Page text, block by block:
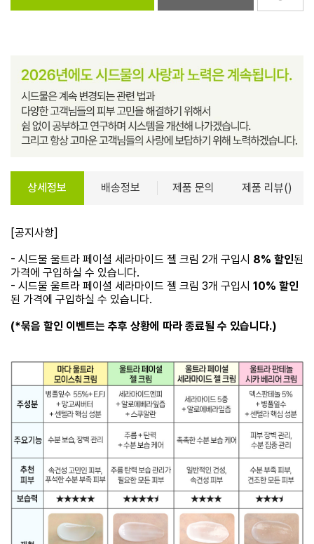
상세정보 배송정보 제품 문의 제품 리뷰()
[공지사항]
- 시드물 울트라 페이셜 세라마이드 젤 크림 2개 구입시 8% 할인된
가격에 구입하실 수 있습니다.
- 시드물 울트라 페이셜 세라마이드 젤 크림 3개 구입시 10% 할인
된 가격에 구입하실 수 있습니다.
(*묶음 할인 이벤트는 추후 상황에 따라 종료될 수 있습니다.)